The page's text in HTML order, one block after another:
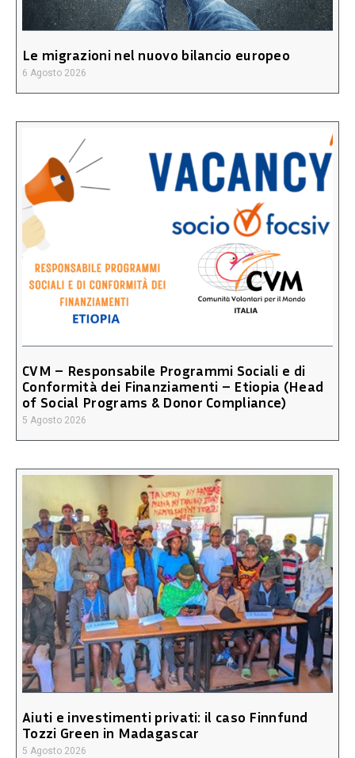
Le migrazioni nel nuovo bilancio europeo
6 Agosto 2026
CVM – Responsabile Programmi Sociali e di
Conformità dei Finanziamenti – Etiopia (Head
of Social Programs & Donor Compliance)
5 Agosto 2026
Aiuti e investimenti privati: il caso Finnfund
Tozzi Green in Madagascar
5 Agosto 2026